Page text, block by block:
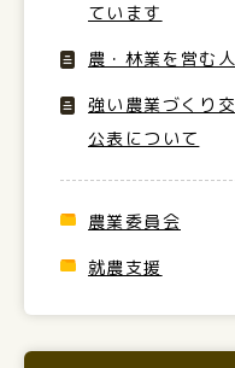
ています
農・林業を営む
強い農業づくり
公表について
農業委員会
就農支援